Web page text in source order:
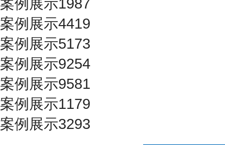
案例展示4419
案例展示5173
案例展示9254
案例展示9581
案例展示1179
案例展示3293